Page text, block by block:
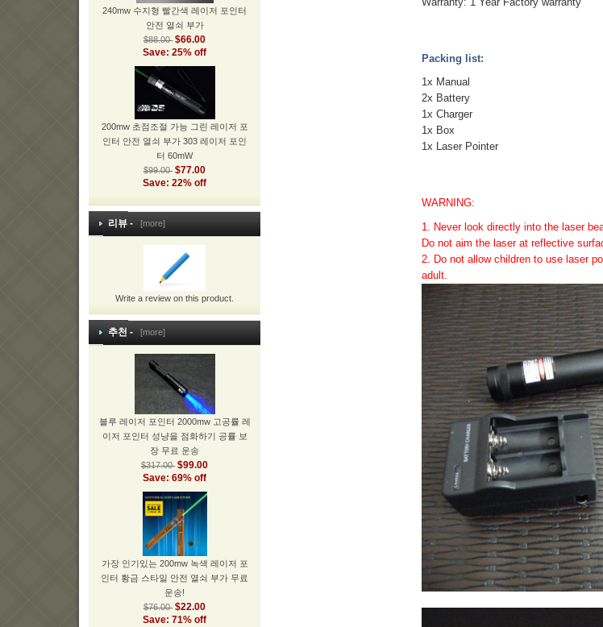
240mw 수지형 빨간색 레이저 포인터
안전 열쇠 부가
$88.00 $66.00
Save: 25% off
200mw 초점조절 가능 그린 레이저 포
인터 안전 열쇠 부가 303 레이저 포인
터 60mW
$99.00 $77.00
Save: 22% off
리뷰 - [more]
Write a review on this product.
추천 - [more]
블루 레이저 포인터 2000mw 고공률 레
이저 포인터 성냥을 점화하기 공률 보
장 무료 운송
$317.00 $99.00
Save: 69% off
가장 인기있는 200mw 녹색 레이저 포
인터 황금 스타일 안전 열쇠 부가 무료
운송!
$76.00 $22.00
Save: 71% off
Packing list:
1x Manual
2x Battery
1x Charger
1x Box
1x Laser Pointer
WARNING:
1. Never look directly into the laser
Do not aim the laser at reflective
2. Do not allow children to use laser
adult.